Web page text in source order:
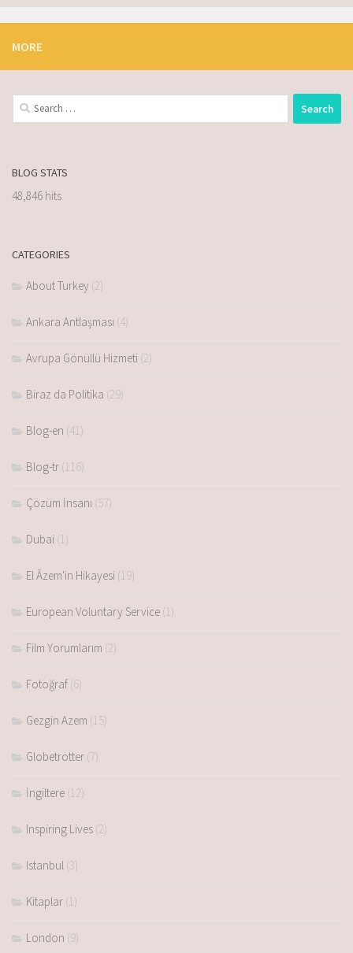
MORE
BLOG STATS
48,846 hits
CATEGORIES
About Turkey (2)
Ankara Antlaşması (4)
Avrupa Gönüllü Hizmeti (2)
Biraz da Politika (29)
Blog-en (41)
Blog-tr (116)
Çözüm İnsanı (57)
Dubai (1)
El Âzem'in Hikayesi (19)
European Voluntary Service (1)
Film Yorumlarım (2)
Fotoğraf (6)
Gezgin Azem (15)
Globetrotter (7)
İngiltere (12)
Inspiring Lives (2)
Istanbul (3)
Kitaplar (1)
London (9)